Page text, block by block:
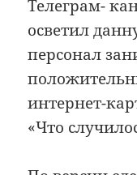
Телеграм-
осветил
персонал
интернет-
«Что